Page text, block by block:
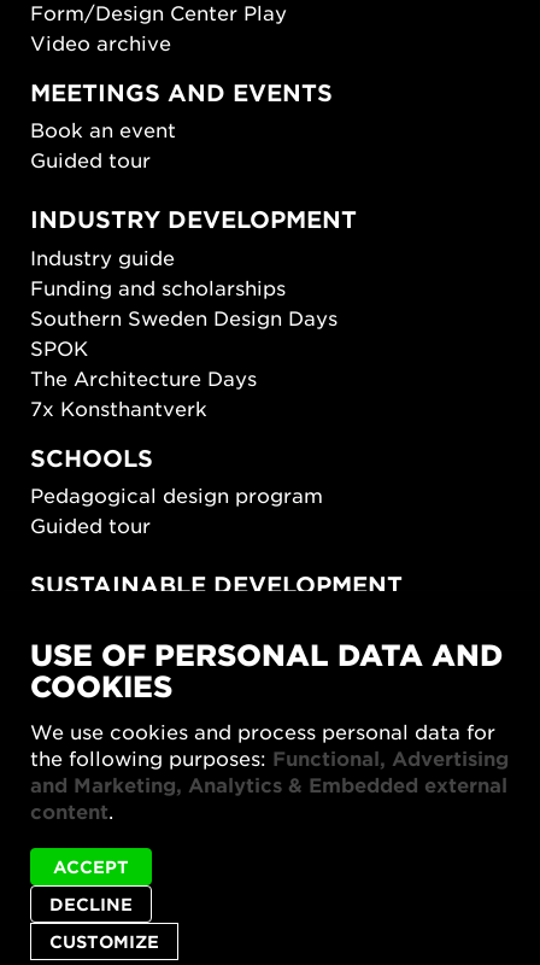
Status
message
Digital föreläsning Formslaget (1)75 år! is not
available in English.
Form/Design Center Play
Video archive
MEETINGS AND EVENTS
Book an event
Guided tour
INDUSTRY DEVELOPMENT
Industry guide
Funding and scholarships
Southern Sweden Design Days
SPOK
The Architecture Days
7x Konsthantverk
SCHOOLS
Pedagogical design program
Guided tour
SUSTAINABLE DEVELOPMENT
SUSTAINORDIC
Share Future Living
What Matter_s
Privacy policy
Cookie settings
© 2026 Form/Design Center
USE OF PERSONAL DATA AND
COOKIES
We use cookies and process personal data for
the following purposes: Functional, Advertising
and Marketing, Analytics & Embedded external
content.
CUSTOMIZE
DECLINE
ACCEPT